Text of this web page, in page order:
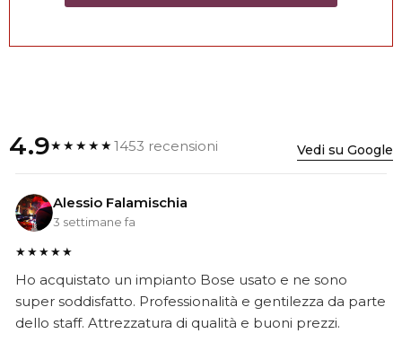
4.9★★★★★1453 recensioni Vedi su Google
Alessio Falamischia
3 settimane fa
★★★★★
Ho acquistato un impianto Bose usato e ne sono
super soddisfatto. Professionalità e gentilezza da parte
dello staff. Attrezzatura di qualità e buoni prezzi.